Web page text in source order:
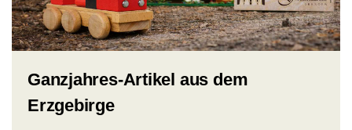
Ganzjahres-Artikel aus dem
Erzgebirge